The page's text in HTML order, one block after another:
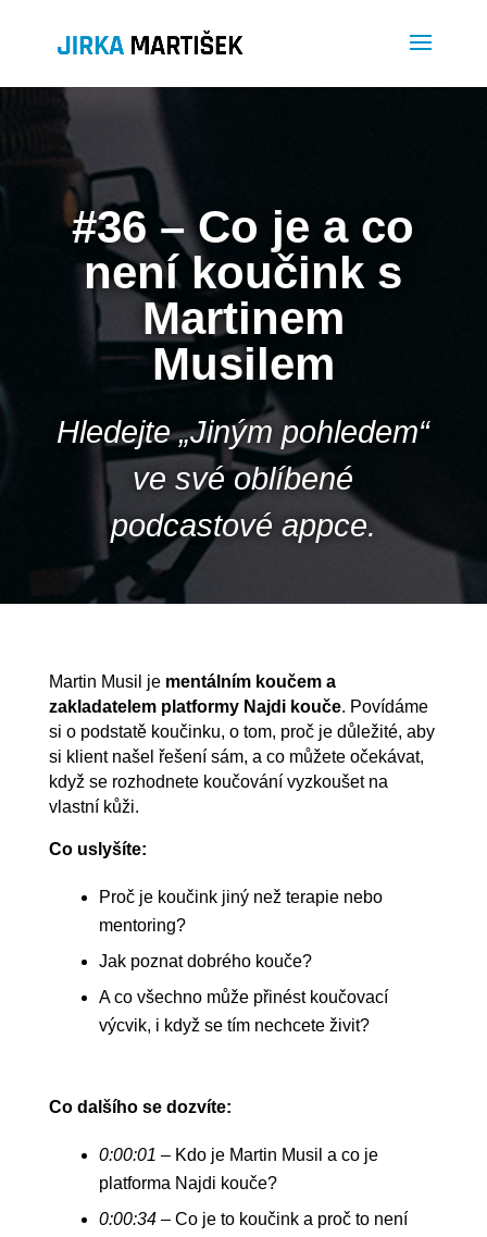
#36 –Co je a co
není koučink s
Martinem
Musilem
Hledejte „Jiným pohledem“
ve své oblíbené
podcastové appce.
Martin Musil je mentálním koučem a
zakladatelem platformy Najdi kouče. Povídáme
si o podstatě koučinku, o tom, proč je důležité, aby
si klient našel řešení sám, a co můžete očekávat,
když se rozhodnete koučování vyzkoušet na
vlastní kůži.
Co uslyšíte:
Proč je koučink jiný než terapie nebo
mentoring?
Jak poznat dobrého kouče?
A co všechno může přinést koučovací
výcvik, i když se tím nechcete živit?
Co dalšího se dozvíte:
0:00:01 – Kdo je Martin Musil a co je
platforma Najdi kouče?
0:00:34– Co je to koučink a proč to není